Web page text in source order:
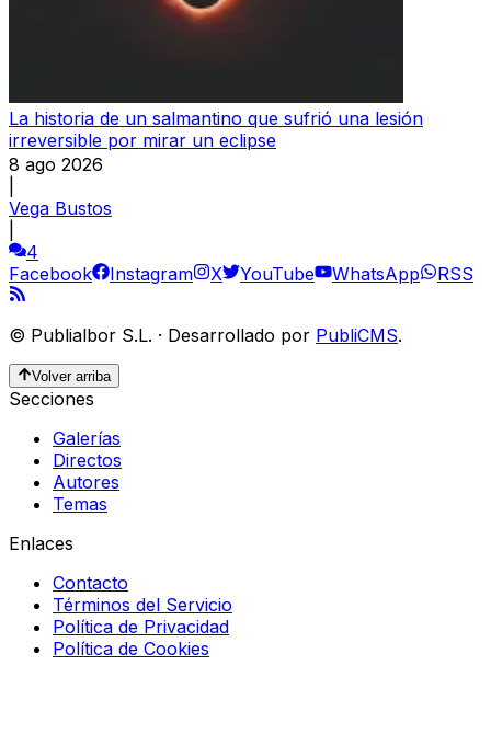
La historia de un salmantino que sufrió una lesión
irreversible por mirar un eclipse
8 ago 2026
Vega Bustos
4
Facebook
Instagram X YouTube WhatsApp RSS
© Publialbor S.L. · Desarrollado por PubliCMS.
Volver arriba
Secciones
Galerías
Directos
Autores
Temas
Enlaces
Contacto
Términos del Servicio
Política de Privacidad
Política de Cookies